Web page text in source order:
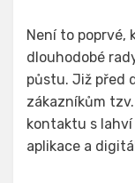
Není to poprvé,
dlouhodobé
půstu. Již před
zákazníkům
kontaktu s
aplikace a